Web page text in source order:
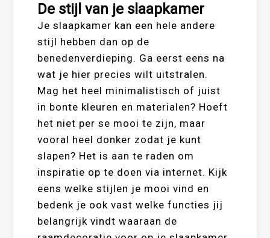
De stijl van je slaapkamer
Je slaapkamer kan een hele andere
stijl hebben dan op de
benedenverdieping. Ga eerst eens na
wat je hier precies wilt uitstralen.
Mag het heel minimalistisch of juist
in bonte kleuren en materialen? Hoeft
het niet per se mooi te zijn, maar
vooral heel donker zodat je kunt
slapen? Het is aan te raden om
inspiratie op te doen via internet. Kijk
eens welke stijlen je mooi vind en
bedenk je ook vast welke functies jij
belangrijk vindt waaraan de